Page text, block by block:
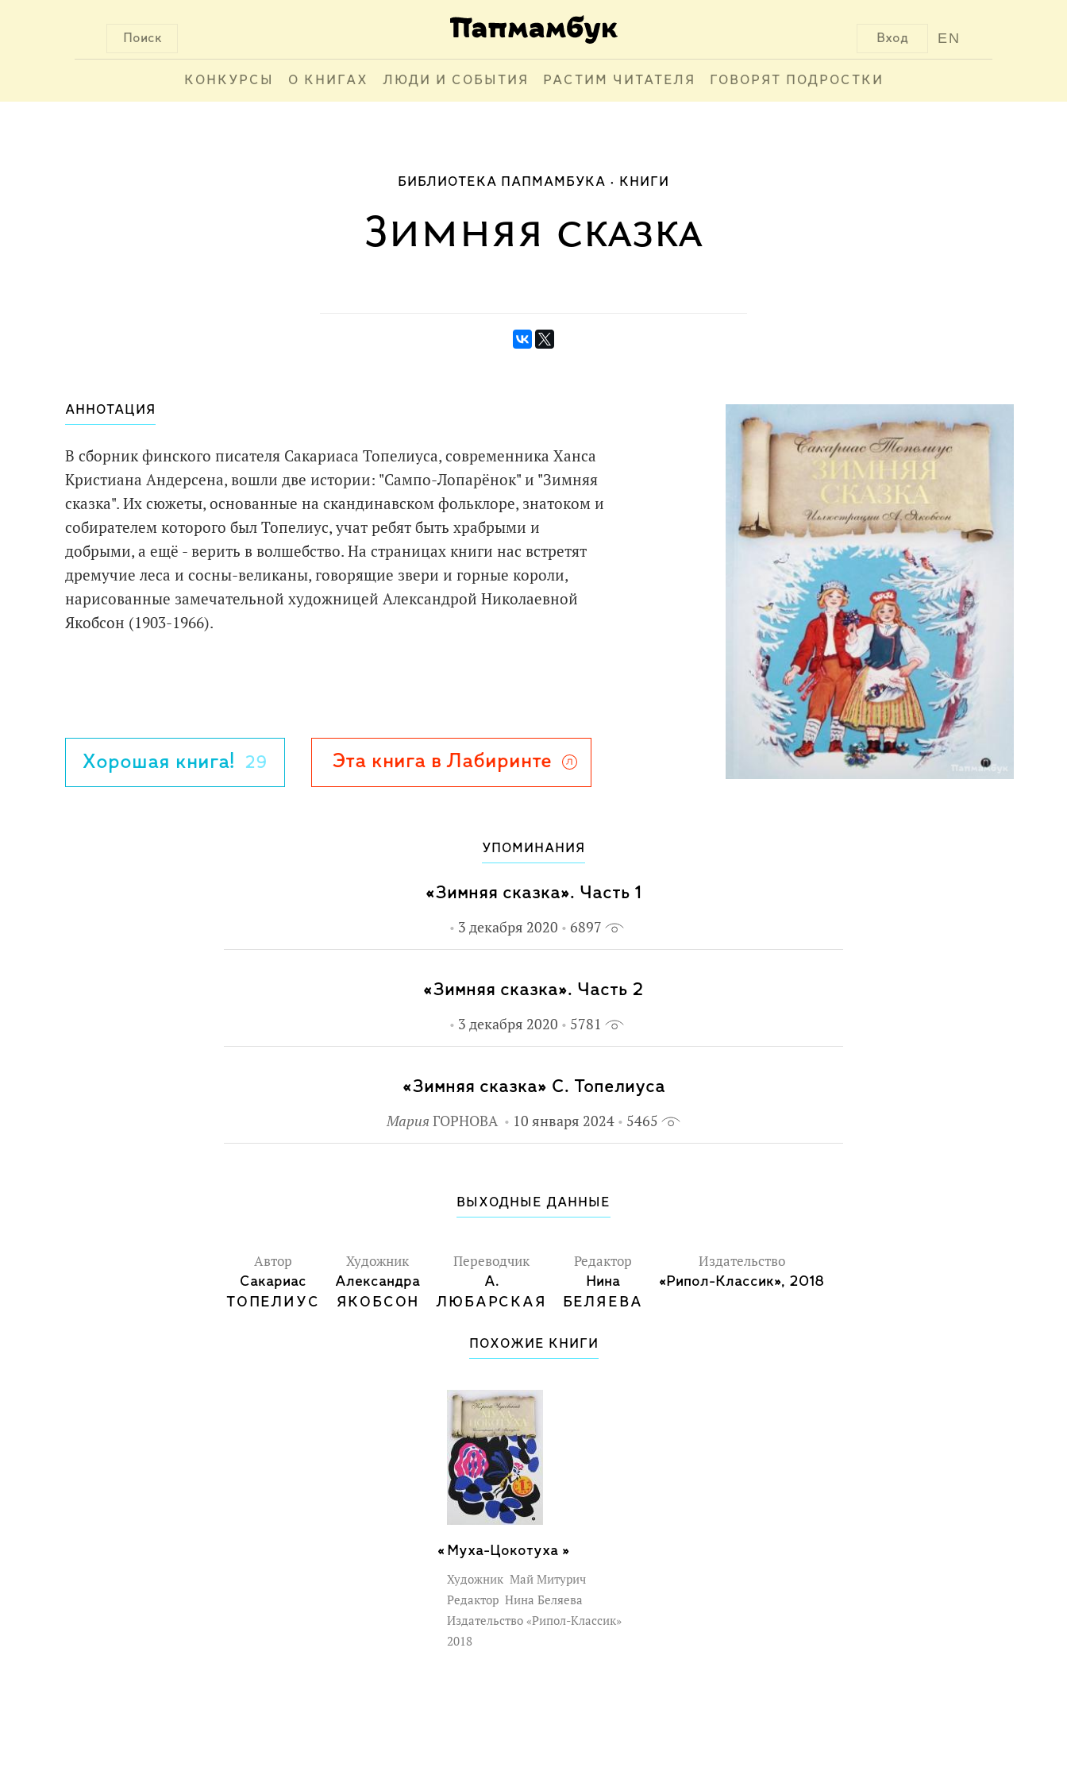
Поиск EN
Вход
КОНКУРСЫ О КНИГАХ ЛЮДИ И СОБЫТИЯ РАСТИМ ЧИТАТЕЛЯ ГОВОРЯТ ПОДРОСТКИ
БИБЛИОТЕКА ПАПМАМБУКА КНИГИ
Зимняя сказка
АННОТАЦИЯ
В сборник финского писателя Сакариаса Топелиуса, современника Ханса
Кристиана Андерсена, вошли две истории: "Сампо-Лопарёнок" и "Зимняя
сказка". Их сюжеты, основанные на скандинавском фольклоре, знатоком и
собирателем которого был Топелиус, учат ребят быть храбрыми и
добрыми, а ещё - верить в волшебство. На страницах книги нас встретят
дремучие леса и сосны-великаны, говорящие звери и горные короли,
нарисованные замечательной художницей Александрой Николаевной
Якобсон (1903-1966).
Хорошая книга! 29 Эта книга в Лабиринте
УПОМИНАНИЯ
«Зимняя сказка». Часть 1
3 декабря 2020 6897
«Зимняя сказка». Часть 2
3 декабря 2020 5781
«Зимняя сказка» С. Топелиуса
Мария ГОРНОВА 10 января 2024 5465
ВЫХОДНЫЕ ДАННЫЕ
Автор
Сакариас
ТОПЕЛИУС
Художник
Александра
ЯКОБСОН
Переводчик
А.
ЛЮБАРСКАЯ
Редактор
Нина
БЕЛЯЕВА
Издательство
«Рипол-Классик», 2018
ПОХОЖИЕ КНИГИ
Муха-Цокотуха »
Художник Май Митурич
Редактор Нина Беляева
Издательство «Рипол-Классик»
2018